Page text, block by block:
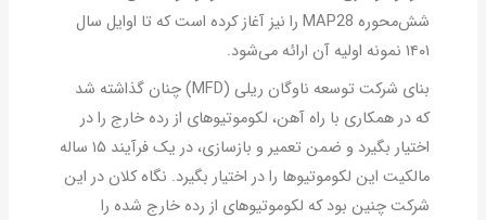
شش‌محوره MAP28 را نیز آغاز کرده است که تا اوایل سال
۱۴۰۱ نمونه اولیه آن ارائه می‌شود.
بنای شرکت توسعه ناوگان ریلی (MFD) چنان گذاشته شد
که در همکاری با راه آهن، لکوموتیوهای از رده خارج را در
اختیار بگیرد و ضمن تعمیر و بازسازی، در یک فرآیند ۱۵ ساله
مالکیت این لکوموتیوها را در اختیار بگیرد. نگاه کلان در این
شرکت چنین بود که لکوموتیوهای از رده خارج شده را